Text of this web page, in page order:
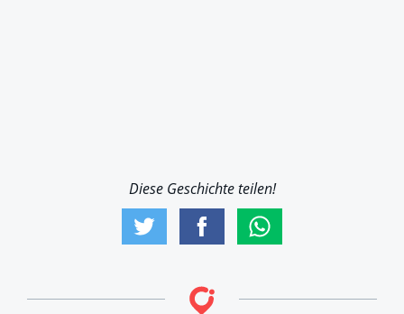
Diese Geschichte teilen!